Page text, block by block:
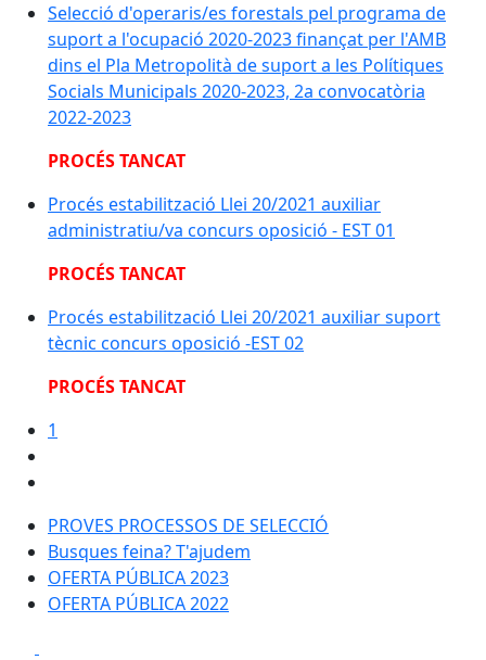
Selecció d'operaris/es forestals pel programa de
suport a l'ocupació 2020-2023 finançat per l'AMB
dins el Pla Metropolità de suport a les Polítiques
Socials Municipals 2020-2023, 2a convocatòria
2022-2023
PROCÉS TANCAT
Procés estabilització Llei 20/2021 auxiliar
administratiu/va concurs oposició - EST 01
PROCÉS TANCAT
Procés estabilització Llei 20/2021 auxiliar suport
tècnic concurs oposició -EST 02
PROCÉS TANCAT
1
PROVES PROCESSOS DE SELECCIÓ
Busques feina? T'ajudem
OFERTA PÚBLICA 2023
OFERTA PÚBLICA 2022